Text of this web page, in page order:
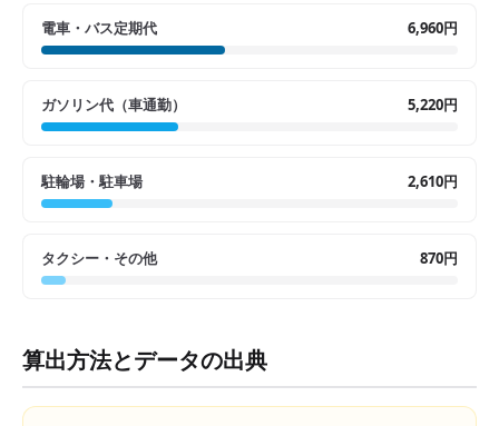
電車・バス定期代 6,960円
ガソリン代（車通勤） 5,220円
駐輪場・駐車場 2,610円
タクシー・その他 870円
算出方法とデータの出典